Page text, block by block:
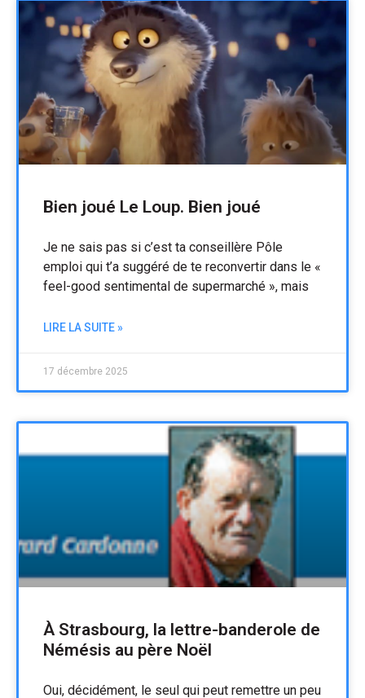
Bien joué Le Loup. Bien joué
Je ne sais pas si c’est ta conseillère Pôle
emploi qui t’a suggéré de te reconvertir dans le «
feel-good sentimental de supermarché », mais
LIRE LA SUITE »
17 décembre 2025
À Strasbourg, la lettre-banderole de
Némésis au père Noël
Oui, décidément, le seul qui peut remettre un peu